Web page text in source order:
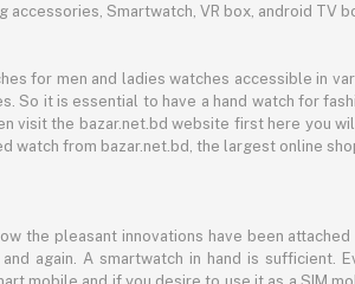
Smartwatch, VR box, android TV
for men and ladies watches accessible in
So it is essential to have a hand watch for
visit the bazar.net.bd website first here you
watch from bazar.net.bd, the largest online
the pleasant innovations have been
again. A smartwatch in hand is